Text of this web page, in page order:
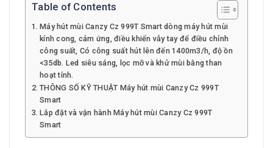
Table of Contents
Máy hút mùi Canzy Cz 999T Smart dòng máy hút mùi
kính cong, cảm ứng, điều khiển vẫy tay để điều chỉnh
công suất, Có công suất hút lên đến 1400m3/h, độ ồn
<35db. Led siêu sáng, lọc mỡ và khử mùi bằng than
hoạt tính.
THÔNG SỐ KỸ THUẬT Máy hút mùi Canzy Cz 999T
Smart
Lắp đặt và vận hành Máy hút mùi Canzy Cz 999T
Smart